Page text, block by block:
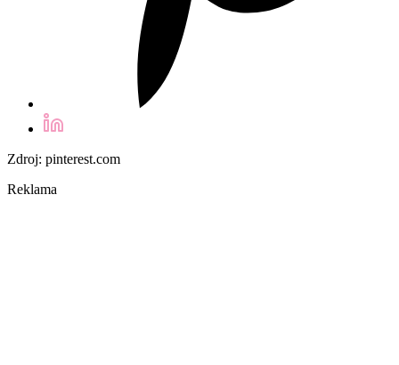
Zdroj: pinterest.com
Reklama